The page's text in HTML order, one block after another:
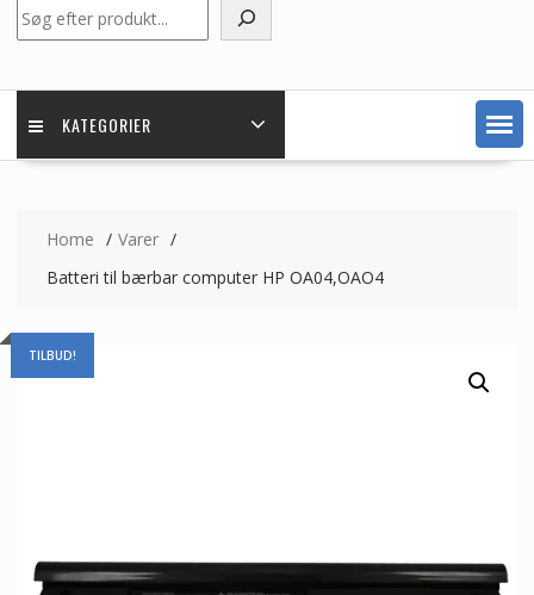
KATEGORIER
Home
Varer
Batteri til bærbar computer HP OA04,OAO4
TILBUD!